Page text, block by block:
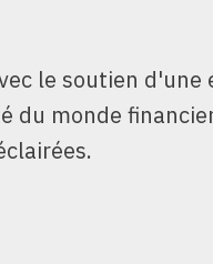
le soutien d'une
du monde